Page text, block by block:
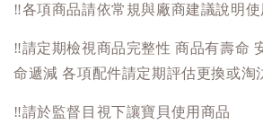
‼️各項商品請依常規與廠商建議說明使
‼️請定期檢視商品完整性 商品有壽命
命遞減 各項配件請定期評估更換或淘
‼️請於監督目視下讓寶貝使用商品